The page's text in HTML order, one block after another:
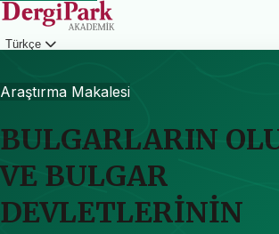
Türkçe
Araştırma Makalesi
BULGARLARIN
VE BULGAR
DEVLETLERİNİN